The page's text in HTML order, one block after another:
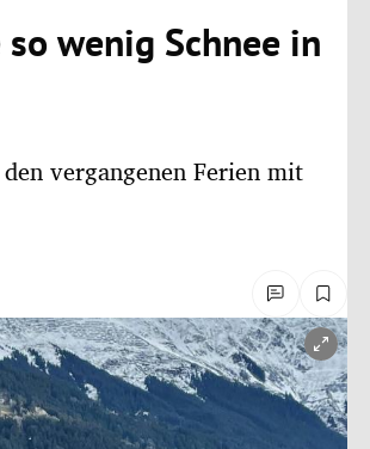
wenig Schnee in
vergangenen Ferien mit